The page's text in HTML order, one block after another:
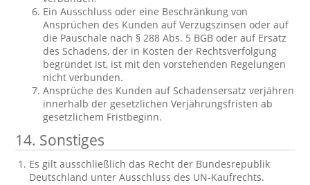
Ein Ausschluss oder eine Beschränkung von
Ansprüchen des Kunden auf Verzugszinsen oder auf
die Pauschale nach § 288 Abs. 5 BGB oder auf Ersatz
des Schadens, der in Kosten der Rechtsverfolgung
begründet ist, ist mit den vorstehenden Regelungen
nicht verbunden.
Ansprüche des Kunden auf Schadensersatz verjähren
innerhalb der gesetzlichen Verjährungsfristen ab
gesetzlichem Fristbeginn.
14. Sonstiges
Es gilt ausschließlich das Recht der Bundesrepublik
Deutschland unter Ausschluss des UN-Kaufrechts.